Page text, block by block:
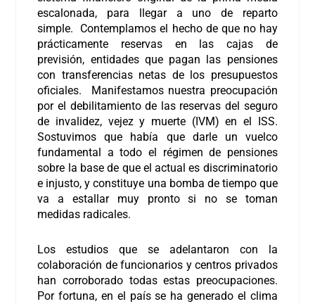
escalonada, para llegar a uno de reparto
simple. Contemplamos el hecho de que no hay
prácticamente reservas en las cajas de
previsión, entidades que pagan las pensiones
con transferencias netas de los presupuestos
oficiales. Manifestamos nuestra preocupación
por el debilitamiento de las reservas del seguro
de invalidez, vejez y muerte (IVM) en el ISS.
Sostuvimos que había que darle un vuelco
fundamental a todo el régimen de pensiones
sobre la base de que el actual es discriminatorio
e injusto, y constituye una bomba de tiempo que
va a estallar muy pronto si no se toman
medidas radicales.
Los estudios que se adelantaron con la
colaboración de funcionarios y centros privados
han corroborado todas estas preocupaciones.
Por fortuna, en el país se ha generado el clima